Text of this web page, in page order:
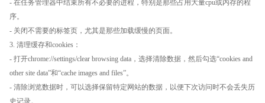
- 在任务管理器中结束所有不必要的进程，特别是那些占用大量cpu或内存的程
序。
- 关闭不需要的标签页，尤其是那些加载缓慢的页面。
3. 清理缓存和cookies：
- 打开chrome://settings/clear browsing data，选择清除数据，然后勾选“cookies and
other site data”和“cache images and files”。
- 清除浏览数据时，可以选择保留特定网站的数据，以便下次访问时不会丢失历